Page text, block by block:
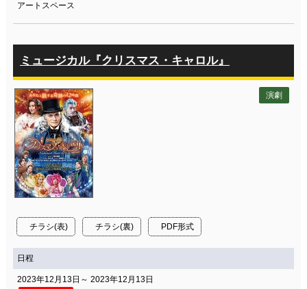
アートスペース
ミュージカル『クリスマス・キャロル』
チラシ(表) チラシ(裏) PDF形式
演劇
日程
2023年12月13日～ 2023年12月13日